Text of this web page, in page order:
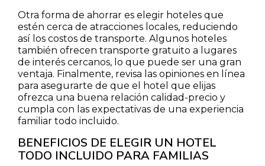
Otra forma de ahorrar es elegir hoteles que
estén cerca de atracciones locales, reduciendo
así los costos de transporte. Algunos hoteles
también ofrecen transporte gratuito a lugares
de interés cercanos, lo que puede ser una gran
ventaja. Finalmente, revisa las opiniones en línea
para asegurarte de que el hotel que elijas
ofrezca una buena relación calidad-precio y
cumpla con las expectativas de una experiencia
familiar todo incluido.
BENEFICIOS DE ELEGIR UN HOTEL
TODO INCLUIDO PARA FAMILIAS